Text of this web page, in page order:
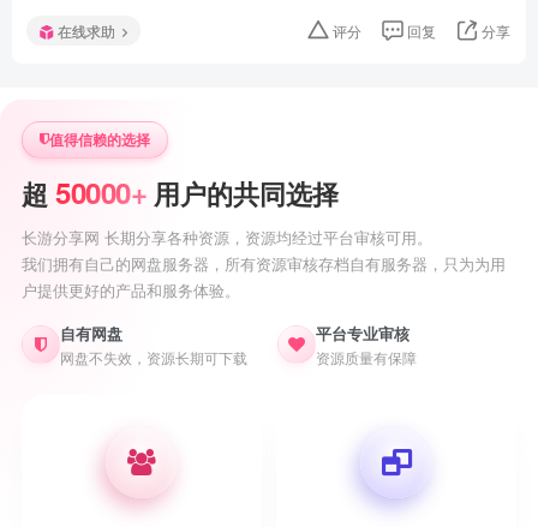
在线求助 评分 回复 分享
值得信赖的选择
超 50000+ 用户的共同选择
长游分享网 长期分享各种资源，资源均经过平台审核可用。
我们拥有自己的网盘服务器，所有资源审核存档自有服务器，只为为用
户提供更好的产品和服务体验。
自有网盘
网盘不失效，资源长期可下载
平台专业审核
资源质量有保障